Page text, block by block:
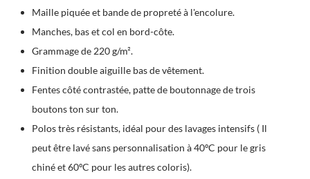
Maille piquée et bande de propreté à l'encolure.
Manches, bas et col en bord-côte.
Grammage de 220 g/m².
Finition double aiguille bas de vêtement.
Fentes côté contrastée, patte de boutonnage de trois
boutons ton sur ton.
Polos très résistants, idéal pour des lavages intensifs ( Il
peut être lavé sans personnalisation à 40ºC pour le gris
chiné et 60ºC pour les autres coloris).